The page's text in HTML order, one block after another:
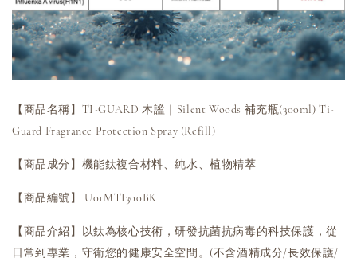
【商品名稱】TI-GUARD 木謐｜Silent Woods 補充瓶(300ml) Ti-
Guard Fragrance Protection Spray (Refill)
【商品成分】機能鈦複合材料、純水、植物精萃
【商品編號】 U01MTI300BK
【商品介紹】以鈦為核心技術，研發抗菌抗病毒的科技保護，從
日常到專業，守衛您的健康安全空間。(不含酒精成分/長效保護/